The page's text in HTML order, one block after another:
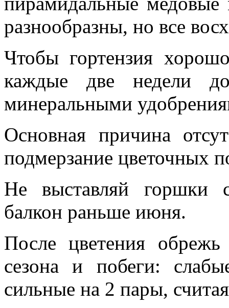
разнообразны, но все
Чтобы гортензия
каждые две недели
минеральными
Основная причина
подмерзание цветочных
Не выставляй горшки
балкон раньше июня.
После цветения
сезона и побеги:
сильные на 2 пары,